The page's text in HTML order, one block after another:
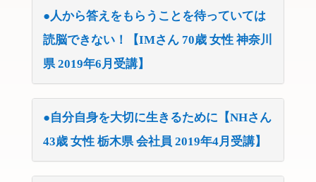
●人から答えをもらうことを待っていては
読脳できない！【IMさん 70歳 女性 神奈川
県 2019年6月受講】
●自分自身を大切に生きるために【NHさん
43歳 女性 栃木県 会社員 2019年4月受講】